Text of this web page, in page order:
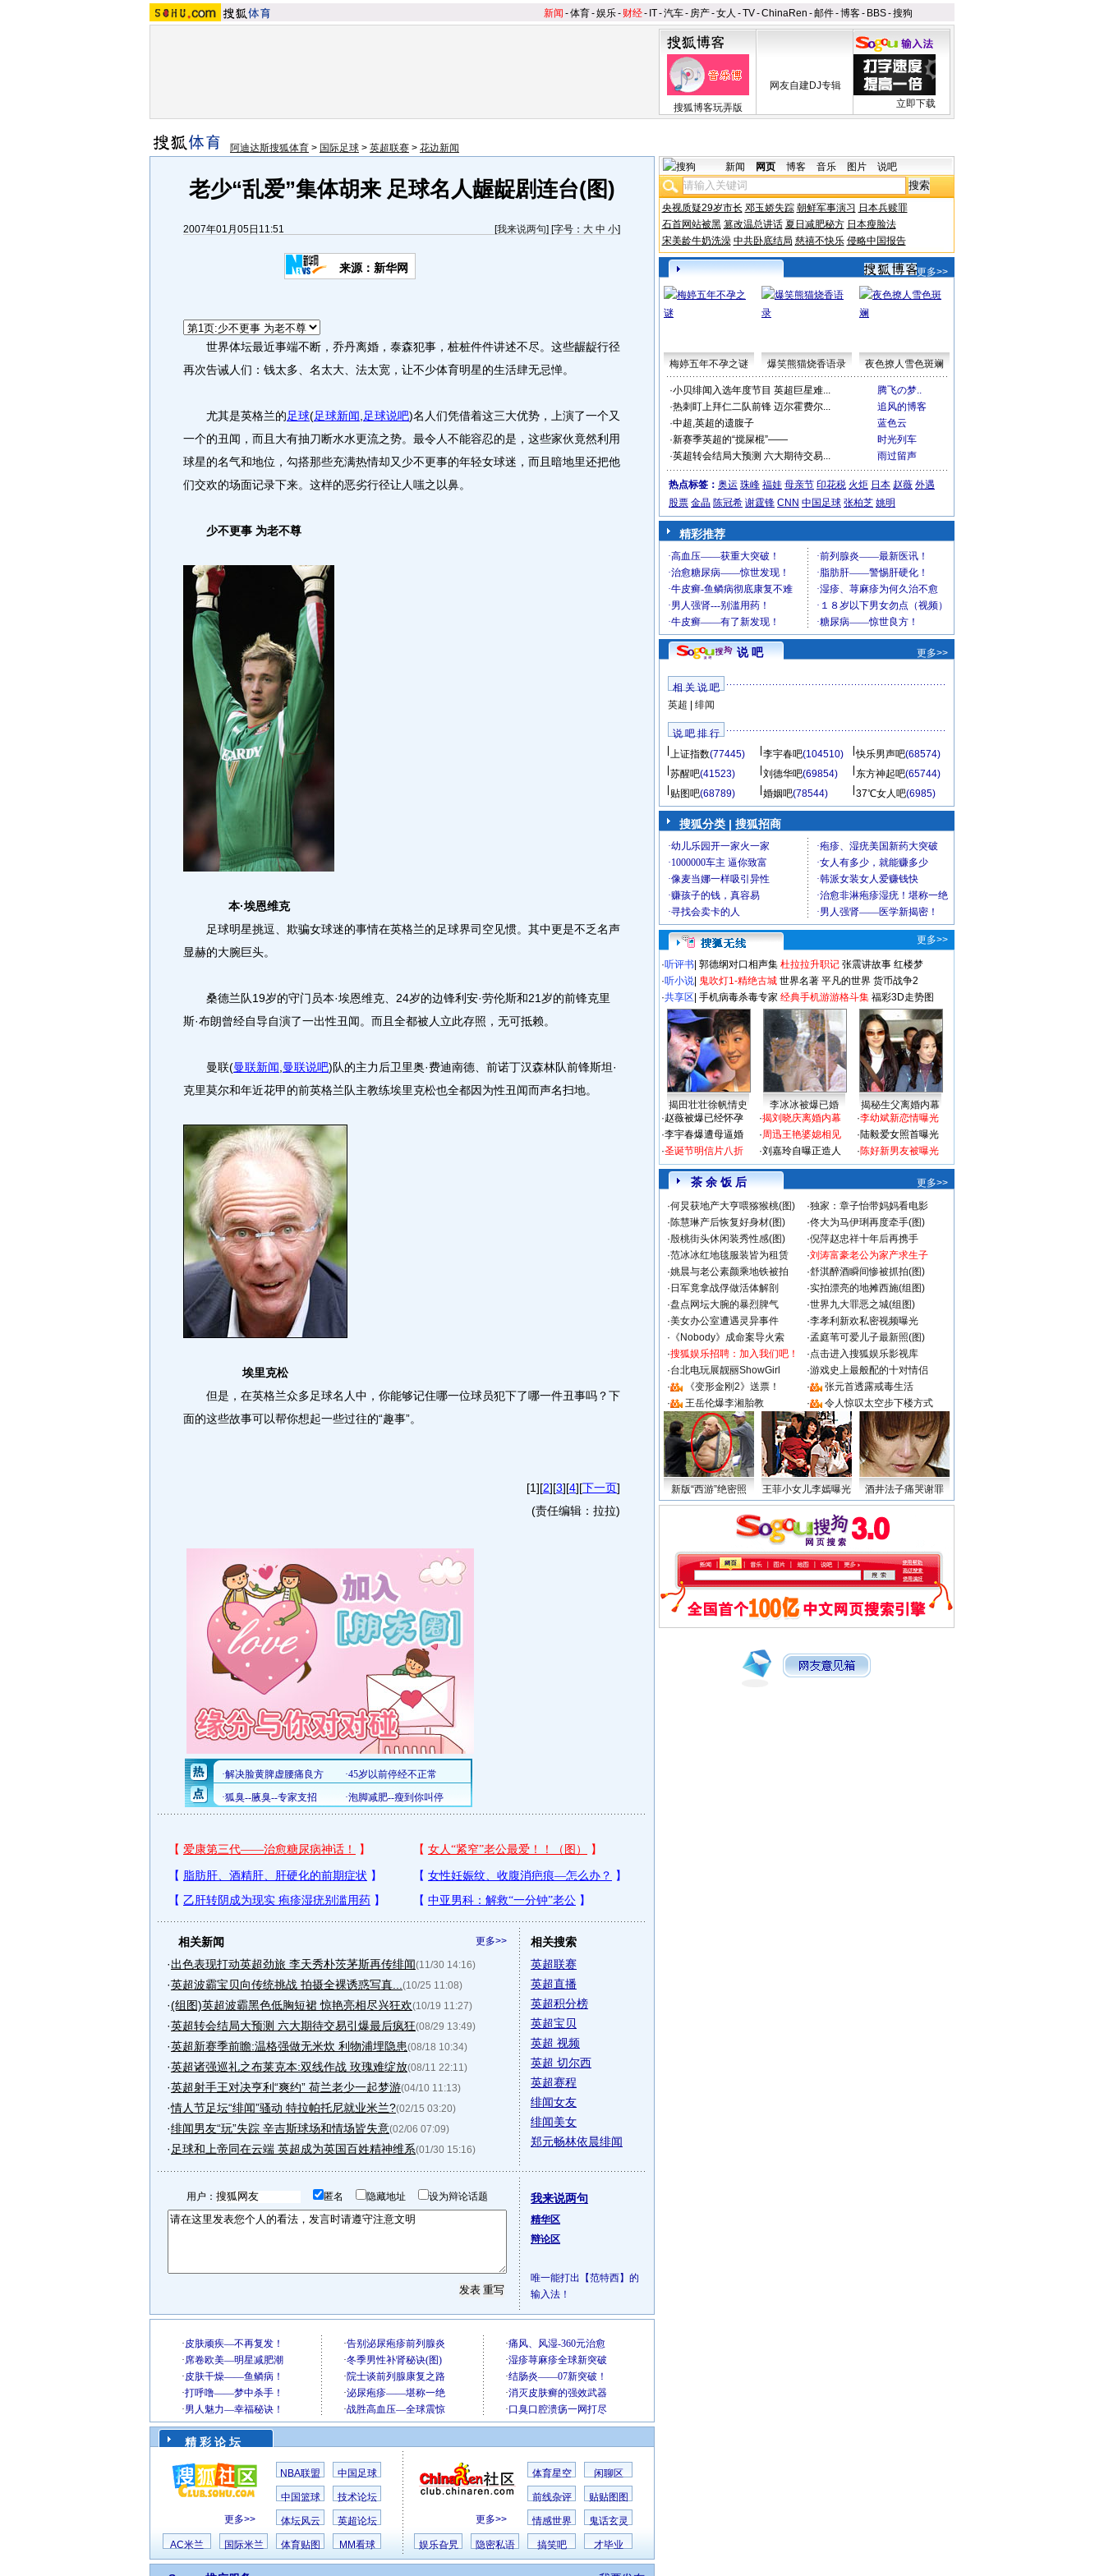
新闻 -体育-娱乐- 财经- IT-汽车- 房产-女人 -TV-ChinaRen -邮件-博客- BBS-搜狗
搜狐博客玩弄版
网友自建DJ专辑
立即下载
阿迪达斯搜狐体育 > 国际足球 > 英超联赛 > 花边新闻
老少“乱爱”集体胡来 足球名人龌龊剧连台(图)
2007年01月05日11:51 [我来说两句] [字号： 大 中 小]
来源：新华网
世界体坛最近事端不断，乔丹离婚，泰森犯事，桩桩件件讲述不尽。这些龌龊行径
再次告诫人们：钱太多、名太大、法太宽，让不少体育明星的生活肆无忌惮。
尤其是英格兰的足球(足球新闻 足球说吧)名人们凭借着这三大优势，上演了一个又
一个的丑闻，而且大有抽刀断水水更流之势。最令人不能容忍的是，这些家伙竟然利用
球星的名气和地位，勾搭那些充满热情却又少不更事的年轻女球迷，而且暗地里还把他
们交欢的场面记录下来。这样的恶劣行径让人嗤之以鼻。
少不更事 为老不尊
本·埃恩维克
足球明星挑逗、欺骗女球迷的事情在英格兰的足球界司空见惯。其中更是不乏名声
显赫的大腕巨头。
桑德兰队19岁的守门员本·埃恩维克、24岁的边锋利安·劳伦斯和21岁的前锋克里
斯·布朗曾经自导自演了一出性丑闻。而且全都被人立此存照，无可抵赖。
曼联(曼联新闻 曼联说吧)队的主力后卫里奥·费迪南德、前诺丁汉森林队前锋斯坦·
克里莫尔和年近花甲的前英格兰队主教练埃里克松也全都因为性丑闻而声名扫地。
埃里克松
但是，在英格兰众多足球名人中，你能够记住哪一位球员犯下了哪一件丑事吗？下
面的这些故事可以帮你想起一些过往的“趣事”。
[1][2][3][4][下一页]
(责任编辑：拉拉)
更多>>
相关新闻
·出色表现打动英超劲旅 李天秀朴茨茅斯再传绯闻(11/30 14:16)
·英超波霸宝贝向传统挑战 拍摄全裸诱惑写真... (10/25 11:08)
·(组图)英超波霸黑色低胸短裙 惊艳亮相尽兴狂欢(10/19 11:27)
·英超转会结局大预测 六大期待交易引爆最后疯狂(08/29 13:49)
·英超新赛季前瞻:温格强做无米炊 利物浦埋隐患(08/18 10:34)
·英超诸强巡礼之布莱克本:双线作战 玫瑰难绽放(08/11 22:11)
·英超射手王对决亨利“爽约” 荷兰老少一起梦游(04/10 11:13)
·情人节足坛“绯闻”骚动 特拉帕托尼就业米兰?(02/15 03:20)
·绯闻男友“玩”失踪 辛吉斯球场和情场皆失意(02/06 07:09)
· 足球和上帝同在云端 英超成为英国百姓精神维系(01/30 15:16)
相关搜索
英超联赛
英超直播
英超积分榜
英超宝贝
英超 视频
英超 切尔西
英超赛程
绯闻女友
绯闻美女
郑元畅林依晨绯闻
用户： 匿名 隐藏地址 设为辩论话题 我来说两句
精华区
辩论区
唯一能打出【范特西】的
输入法！
精 彩 论 坛
更多>>
NBA联盟 中国足球
中国篮球 技术论坛
体坛风云 英超论坛
AC米兰 国际米兰 体育贴图 MM看球
更多>>
体育星空 闲聊区
前线杂评 贴贴图图
情感世界 鬼话玄灵
娱乐旮旯 隐密私语 搞笑吧 才毕业
新闻 网页 博客 音乐 图片 说吧
石首网站被黑 篡改温总讲话 夏日减肥秘方 日本瘦脸法
宋美龄牛奶洗澡 中共卧底结局 慈禧不快乐 侵略中国报告
更多>>
梅婷五年不孕之谜 爆笑熊猫烧香语录 夜色撩人雪色斑斓
·小贝绯闻入选年度节目 英超巨星难...
腾飞の梦..
·
热刺盯上拜仁二队前锋 迈尔霍费尔...
·中超,英超的遗腹子
蓝色云
·新赛季英超的“搅屎棍”——
时光列车
英超转会结局大预测 六大期待交易... 雨过留声
热点标签： 奥运 珠峰 福娃 母亲节 印花税 火炬 日本 赵薇 外遇
股票
金晶 陈冠希 谢霆锋 中国足球 张柏芝 姚明
精彩推荐
说 吧 更多>>
英超|绯闻
说 吧 排 行
上证指数(77445) 李宇春吧 (104510) 快乐男声吧(68574)
苏醒吧 (41523) (69854) 东方神起吧 (65744)
(78544)
搜狐分类 | 搜狐招商
更多>>
听评书|郭德纲对口相声集 杜拉拉升职记 张震讲故事 红楼梦
听小说|鬼吹灯1-精绝古城 世界名著 平凡的世界 货币战争2
共享区|手机病毒杀毒专家 经典手机游游格斗集 福彩3D走势图
揭田壮壮徐帆情史 李冰冰被爆已婚
揭秘生父离婚内幕
赵薇被爆已经怀孕
李宇春爆遭母逼婚
圣诞节明信片八折
·揭刘晓庆离婚内幕
· 周迅王艳婆媳相见
·刘嘉玲自曝正造人
李幼斌新恋情曝光
· 陆毅爱女照首曝光
· 陈好新男友被曝光
茶 余 饭 后
何炅获地产大亨喂猕猴桃(图)
独家：章子怡带妈妈看电影
陈慧琳产后恢复好身材(图)
佟大为马伊琍再度牵手(图)
殷桃街头休闲装秀性感(图)
倪萍赵忠祥十年后再携手
范冰冰红地毯服装皆为租赁
刘涛富豪老公为家产求生子
姚晨与老公素颜乘地铁被拍
舒淇醉酒瞬间惨被抓拍(图)
·日军竟拿战俘做活体解剖 ·实拍漂亮的地摊西施(组图)
·盘点网坛大腕的暴烈脾气 ·世界九大罪恶之城(组图)
美女办公室遭遇灵异事件 ·李孝利新欢私密视频曝光
·《Nobody》成命案导火索 ·孟庭苇可爱儿子最新照(图)
·搜狐娱乐招聘：加入我们吧！ ·点击进入搜狐娱乐影视库
·台北电玩展靓丽ShowGirl ·游戏史上最般配的十对情侣
《变形金刚2》送票！
张元首透露戒毒生活
王岳伦爆李湘胎教 · 令人惊叹太空步下楼方式
新版“西游”绝密照 王菲小女儿李嫣曝光 酒井法子痛哭谢罪